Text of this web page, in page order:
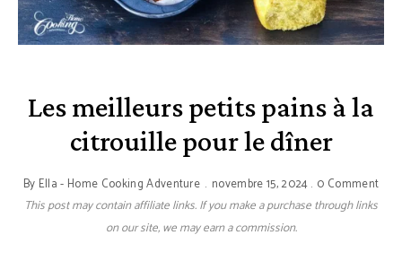
Les meilleurs petits pains à la
citrouille pour le dîner
By Ella - Home Cooking Adventure novembre 15, 2024 0 Comment
This post may contain affiliate links. If you make a purchase through links
on our site, we may earn a commission.